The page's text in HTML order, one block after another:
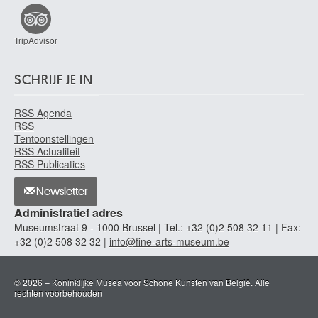
Paulo José
Rio de Janeiro (Brazilië) 1922
Pauwels Ferdinand
Pauwels Gillemans I Jan
Antwerpen (België) 1618 - Antwerpen (?) na 1675
Payen Antoine
Doornik 1785 - Brussel 1853
Peers Dirk
Kortrijk 1957 - Gent 2003
Peeters Bonaventura I
Antwerpen 1614 - Hoboken / Antwerpen 1652
Antwerpen 1624 - 1677 ?
TripAdvisor
SCHRIJF JE IN
RSS Agenda
RSS
Tentoonstellingen
RSS Actualiteit
RSS Publicaties
Newsletter
Administratief adres
Museumstraat 9 - 1000 Brussel | Tel.: +32 (0)2 508 32 11 | Fax:
+32 (0)2 508 32 32 | info@fine-arts-museum.be
© 2026 – Koninklijke Musea voor Schone Kunsten van België. Alle
rechten voorbehouden